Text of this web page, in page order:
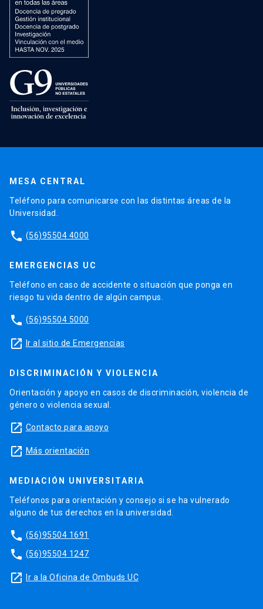
MESA CENTRAL
Teléfono para comunicarse con las distintas áreas de la
Universidad.
phone (56)95504 4000
EMERGENCIAS UC
Teléfono en caso de accidente o situación que ponga en
riesgo tu vida dentro de algún campus.
phone (56)95504 5000
launch Ir al sitio de Emergencias
DISCRIMINACIÓN Y VIOLENCIA
Orientación y apoyo en casos de discriminación, violencia de
género o violencia sexual.
launch Contacto para apoyo
launch Más orientación
MEDIACIÓN UNIVERSITARIA
Teléfonos para orientación y consejo si se ha vulnerado
alguno de tus derechos en la universidad.
phone (56)95504 1691
phone (56)95504 1247
launch Ir a la Oficina de Ombuds UC